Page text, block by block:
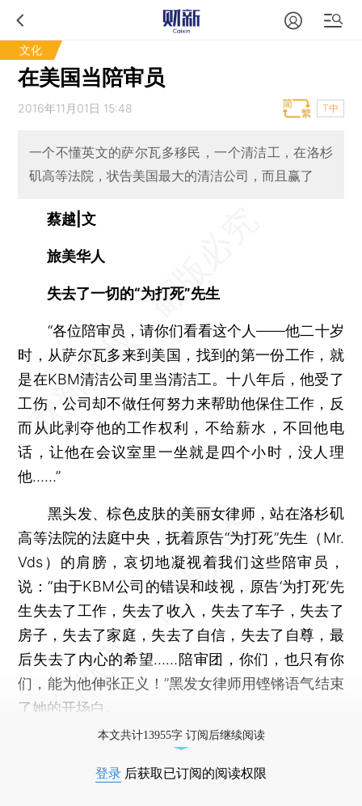
文化
在美国当陪审员
2016年11月01日 15:48 T中
一个不懂英文的萨尔瓦多移民，一个清洁工，在洛杉
矶高等法院，状告美国最大的清洁公司，而且赢了
蔡越|文
旅美华人
失去了一切的“为打死”先生
“各位陪审员，请你们看看这个人——他二十岁
时，从萨尔瓦多来到美国，找到的第一份工作，就
是在KBM清洁公司里当清洁工。十八年后，他受了
工伤，公司却不做任何努力来帮助他保住工作，反
而从此剥夺他的工作权利，不给薪水，不回他电
话，让他在会议室里一坐就是四个小时，没人理
他……”
黑头发、棕色皮肤的美丽女律师，站在洛杉矶
高等法院的法庭中央，抚着原告“为打死”先生（Mr.
Vds）的肩膀，哀切地凝视着我们这些陪审员，
说：“由于KBM公司的错误和歧视，原告‘为打死’先
生失去了工作，失去了收入，失去了车子，失去了
房子，失去了家庭，失去了自信，失去了自尊，最
后失去了内心的希望……陪审团，你们，也只有你
们，能为他伸张正义！”黑发女律师用铿锵语气结束
了她的开场白。
本文共计13955字 订阅后继续阅读
登录 后获取已订阅的阅读权限